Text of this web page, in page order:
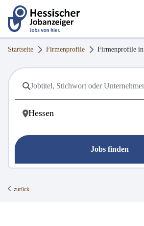
Startseite Firmenprofile Firmenprofile in
Jobs finden
zurück